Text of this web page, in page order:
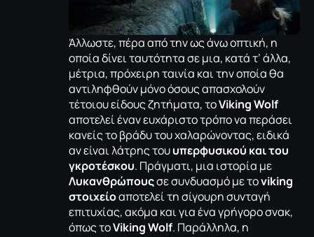
Άλλωστε, πέρα από την ως άνω οπτική, η
οποία δίνει ταυτότητα σε μια, κατά τ’ άλλα,
μέτρια, πρόχειρη ταινία και την οποία θα
αντιληφθούν μόνο όσους απασχολούν
τέτοιου είδους ζητήματα, τοViking Wolf
αποτελεί έναν ευχάριστο τρόπο να περάσει
κανείς το βράδυ του χαλαρώνοντας, ειδικά
αν είναι λάτρης τουυπερφυσικού και του
γκροτέσκου. Πράγματι, μια ιστορία με
Λυκανθρώπουςσε συνδυασμό με τοviking
στοιχείοαποτελεί τη σίγουρη συνταγή
επιτυχίας, ακόμα και για ένα γρήγορο σνακ,
όπως τοViking Wolf. Παράλληλα, η